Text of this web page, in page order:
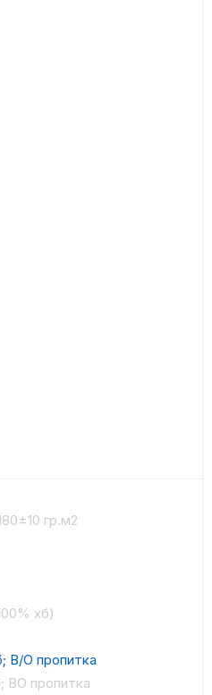
гр.м2
хб)
В/О пропитка
ВО пропитка